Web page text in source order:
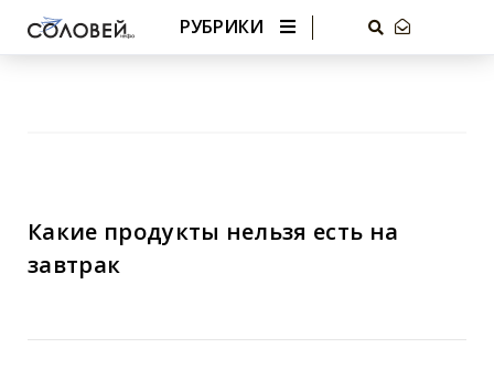
РУБРИКИ
Какие продукты нельзя есть на
завтрак